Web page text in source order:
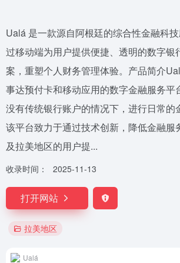
Ualá 是一款源自阿根廷的综合性金融科
过移动端为用户提供便捷、透明的数字银
案，重塑个人财务管理体验。产品简介
事达预付卡和移动应用的数字金融服务平
没有传统银行账户的情况下，进行日常的
该平台致力于通过技术创新，降低金融服
及拉美地区的用户提...
收录时间： 2025-11-13
打开网站
拉美地区
Ualá